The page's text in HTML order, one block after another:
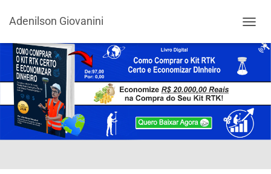
Adenilson Giovanini